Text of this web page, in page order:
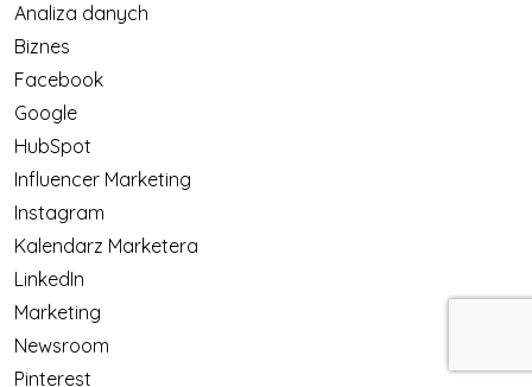
Analiza danych
Biznes
Facebook
Google
HubSpot
Influencer Marketing
Instagram
Kalendarz Marketera
LinkedIn
Marketing
Newsroom
Pinterest